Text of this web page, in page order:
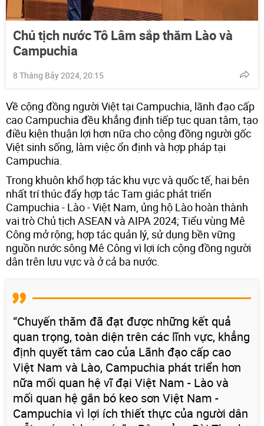
Chủ tịch nước Tô Lâm sắp thăm Lào và
Campuchia
8 Tháng Bảy 2024, 20:15
Về cộng đồng người Việt tại Campuchia, lãnh đạo cấp
cao Campuchia đều khẳng định tiếp tục quan tâm, tạo
điều kiện thuận lợi hơn nữa cho cộng đồng người gốc
Việt sinh sống, làm việc ổn định và hợp pháp tại
Campuchia.
Trong khuôn khổ hợp tác khu vực và quốc tế, hai bên
nhất trí thúc đẩy hợp tác Tam giác phát triển
Campuchia - Lào - Việt Nam, ủng hộ Lào hoàn thành
vai trò Chủ tịch ASEAN và AIPA 2024; Tiểu vùng Mê
Công mở rộng; hợp tác quản lý, sử dụng bền vững
nguồn nước sông Mê Công vì lợi ích cộng đồng người
dân trên lưu vực và ở cả ba nước.
“Chuyến thăm đã đạt được những kết quả
quan trọng, toàn diện trên các lĩnh vực, khẳng
định quyết tâm cao của Lãnh đạo cấp cao
Việt Nam và Lào, Campuchia phát triển hơn
nữa mối quan hệ vĩ đại Việt Nam - Lào và
mối quan hệ gắn bó keo sơn Việt Nam -
Campuchia vì lợi ích thiết thực của người dân